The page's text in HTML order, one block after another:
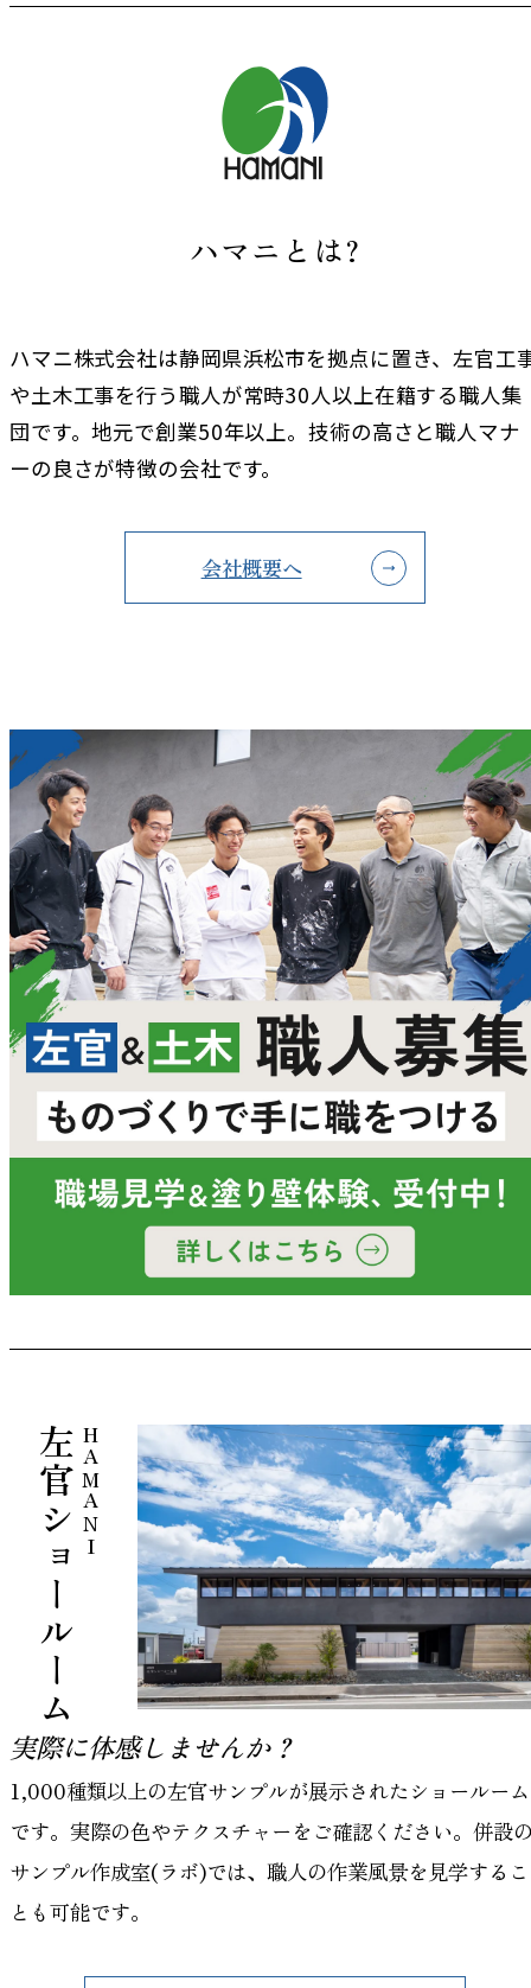
ハマニとは?
ハマニ株式会社は静岡県浜松市を拠点に置き、左官工
や土木工事を行う職人が常時30人以上在籍する職人集
団です。地元で創業50年以上。技術の高さと職人マナ
ーの良さが特徴の会社です。
会社概要へ
HAMANI
左官ショールーム
実際に体感しませんか？
1,000種類以上の左官サンプルが展示されたショールーム
です。実際の色やテクスチャーをご確認ください。併設
サンプル作成室(ラボ)では、職人の作業風景を見学するこ
とも可能です。